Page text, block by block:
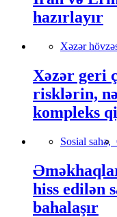
hazırlayır
Xəzər
Xəzər geri
risklərin,
kompleks
Sosial sahə,
hiss edilən
bahalaşır